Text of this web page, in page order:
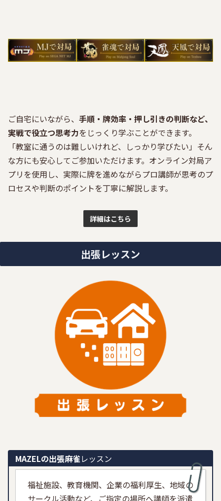
ご自宅にいながら、 手順・牌効率・押し引きの判断など、
実戦で役立つ思考力をじっくり学ぶことができます。
「教室に通うのは難しいけれど、しっかり学びたい」そん
な方にも安心してご参加いただけます。オンライン対局ア
プリを使用し、実際に牌を進めながらプロ講師が思考のプ
ロセスや判断のポイントを丁寧に解説します。
詳細はこちら
出張レッスン
MAZELの出張麻雀レッスン
福祉施設、教育機関、企業の福利厚生、地域の
サークル活動など、ご指定の場所へ講師を派遣